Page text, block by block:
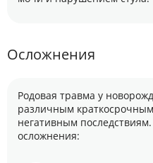
Осложнения
Родовая травма у
различным
негативным
осложнения: